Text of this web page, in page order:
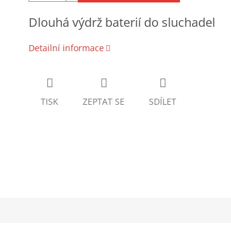
Dlouhá výdrž baterií do sluchadel
Detailní informace
TISK ZEPTAT SE SDÍLET